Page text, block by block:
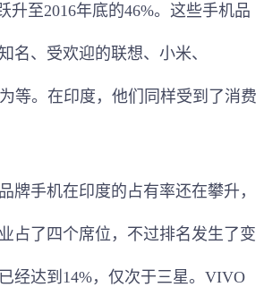
升至2016年底的46%。这些手机品
名、受欢迎的联想、小米、
等。在印度，他们同样受到了消费
牌手机在印度的占有率还在攀升，
占了四个席位，不过排名发生了变
经达到14%，仅次于三星。VIVO